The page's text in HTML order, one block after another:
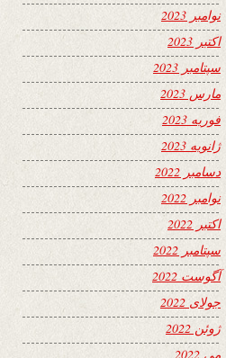
نوامبر 2023
اکتبر 2023
سپتامبر 2023
مارس 2023
فوریه 2023
ژانویه 2023
دسامبر 2022
نوامبر 2022
اکتبر 2022
سپتامبر 2022
آگوست 2022
جولای 2022
ژوئن 2022
می 2022